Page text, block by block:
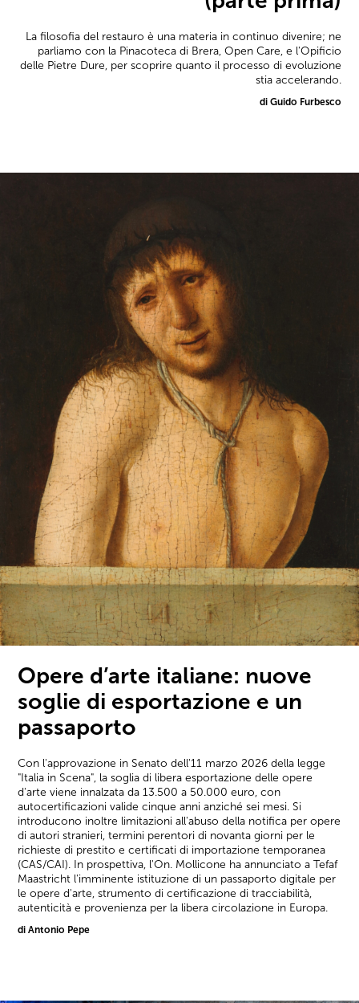
La filosofia del restauro è una materia in continuo divenire; ne
parliamo con la Pinacoteca di Brera, Open Care, e l'Opificio
delle Pietre Dure, per scoprire quanto il processo di evoluzione
stia accelerando.
di Guido Furbesco
Opere d’arte italiane: nuove
soglie di esportazione e un
passaporto
Con l'approvazione in Senato dell'11 marzo 2026 della legge
"Italia in Scena", la soglia di libera esportazione delle opere
d'arte viene innalzata da 13.500 a 50.000 euro, con
autocertificazioni valide cinque anni anziché sei mesi. Si
introducono inoltre limitazioni all'abuso della notifica per opere
di autori stranieri, termini perentori di novanta giorni per le
richieste di prestito e certificati di importazione temporanea
(CAS/CAI). In prospettiva, l'On. Mollicone ha annunciato a Tefaf
Maastricht l'imminente istituzione di un passaporto digitale per
le opere d'arte, strumento di certificazione di tracciabilità,
autenticità e provenienza per la libera circolazione in Europa.
di Antonio Pepe